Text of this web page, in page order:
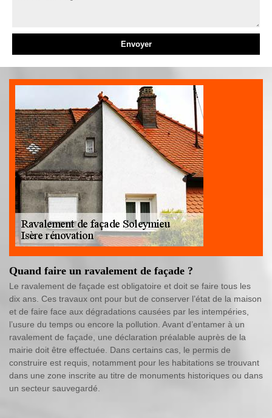
Quand faire un ravalement de façade ?
Le ravalement de façade est obligatoire et doit se faire tous les
dix ans. Ces travaux ont pour but de conserver l’état de la maison
et de faire face aux dégradations causées par les intempéries,
l’usure du temps ou encore la pollution. Avant d’entamer à un
ravalement de façade, une déclaration préalable auprès de la
mairie doit être effectuée. Dans certains cas, le permis de
construire est requis, notamment pour les habitations se trouvant
dans une zone inscrite au titre de monuments historiques ou dans
un secteur sauvegardé.